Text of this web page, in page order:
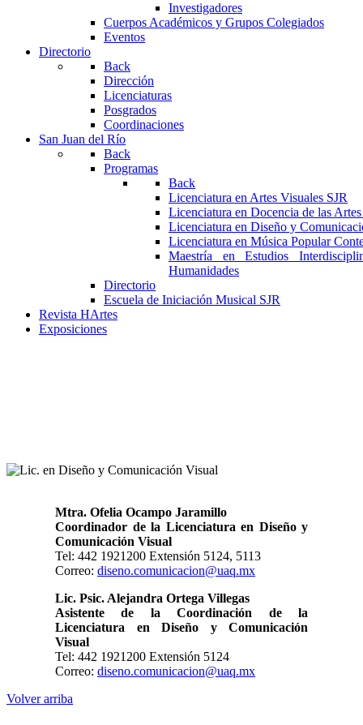
Investigadores
Cuerpos Académicos y Grupos Colegiados
Eventos
Directorio
Back
Dirección
Licenciaturas
Posgrados
Coordinaciones
San Juan del Río
Back
Programas
Back
Licenciatura en Artes Visuales SJR
Licenciatura en Docencia de las
Licenciatura en Diseño y
Licenciatura en Música Popular
Maestría en Estudios
Humanidades
Directorio
Escuela de Iniciación Musical SJR
Revista HArtes
Exposiciones
Mtra. Ofelia Ocampo Jaramillo
Coordinador de la Licenciatura en Diseño y
Comunicación Visual
Tel: 442 1921200 Extensión 5124, 5113
Correo: diseno.comunicacion@uaq.mx
Lic. Psic. Alejandra Ortega Villegas
Asistente de la Coordinación de la
Licenciatura en Diseño y Comunicación
Visual
Tel: 442 1921200 Extensión 5124
Correo: diseno.comunicacion@uaq.mx
Volver arriba